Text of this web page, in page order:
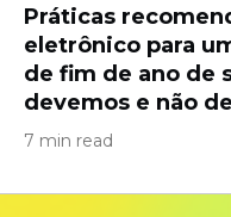
Práticas
eletrônico para
de fim de ano de
devemos e não
7 min read